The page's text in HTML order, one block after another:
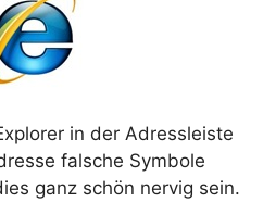
in der Adressleiste
falsche Symbole
ganz schön nervig sein.